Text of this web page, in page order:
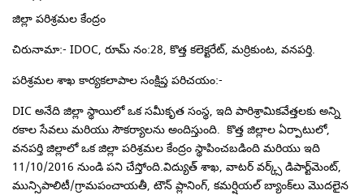
జిల్లా పరిశ్రమల కేంద్రం
చిరునామా:- IDOC, రూమ్ నం:28, కొత్త కలెక్టరేట్, మర్రికుంట, వనపర్తి.
పరిశ్రమల శాఖ కార్యకలాపాల సంక్షిప్త పరిచయం:-
DIC అనేది జిల్లా స్థాయిలో ఒక సమీకృత సంస్థ, ఇది పారిశ్రామికవేత్తలకు అన్ని
రకాల సేవలు మరియు సౌకర్యాలను అందిస్తుంది. కొత్త జిల్లాల ఏర్పాటులో,
వనపర్తి జిల్లాలో ఒక జిల్లా పరిశ్రమల కేంద్రం స్థాపించబడింది మరియు ఇది
11/10/2016 నుండి పని చేస్తోంది.విద్యుత్ శాఖ, వాటర్ వర్క్స్ డిపార్ట్‌మెంట్,
మున్సిపాలిటీ/గ్రామపంచాయతీ, టౌన్ ప్లానింగ్, కమర్షియల్ బ్యాంక్‌లు మొదలైన